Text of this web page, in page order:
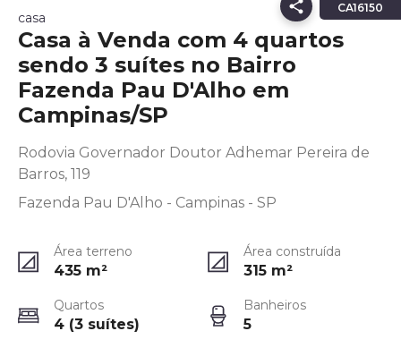
CA16150
casa
Casa à Venda com 4 quartos
sendo 3 suítes no Bairro
Fazenda Pau D'Alho em
Campinas/SP
Rodovia Governador Doutor Adhemar Pereira de
Barros, 119
Fazenda Pau D'Alho - Campinas - SP
Área terreno
435 m²
Área construída
315 m²
Quartos
4 (3 suítes)
Banheiros
5